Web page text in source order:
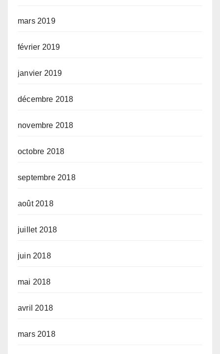
mars 2019
février 2019
janvier 2019
décembre 2018
novembre 2018
octobre 2018
septembre 2018
août 2018
juillet 2018
juin 2018
mai 2018
avril 2018
mars 2018